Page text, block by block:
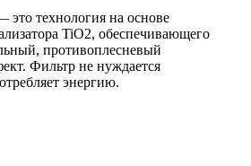
технология на основе
TiO2, обеспечивающего
противоплесневый
Фильтр не нуждается
энергию.